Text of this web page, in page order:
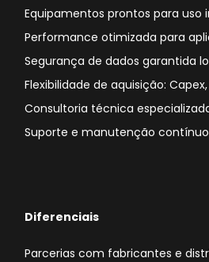
Equipamentos prontos para uso
Performance otimizada para
Segurança de dados garantida
Flexibilidade de aquisição:
Consultoria técnica
Suporte e manutenção
Diferenciais
Parcerias com fabricantes e